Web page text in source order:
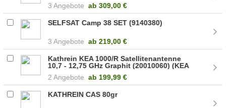
3 Angebote ab 309,00 €
SELFSAT Camp 38 SET (9140380)
3 Angebote ab 219,00 €
Kathrein KEA 1000/R Satellitenantenne
10,7 - 12,75 GHz Graphit (20010060) (KEA
2 Angebote ab 199,99 €
KATHREIN CAS 80gr